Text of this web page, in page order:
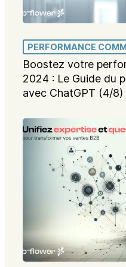
PERFORMANCE
Boostez votre
2024 : Le Guide du
avec ChatGPT (4/8)